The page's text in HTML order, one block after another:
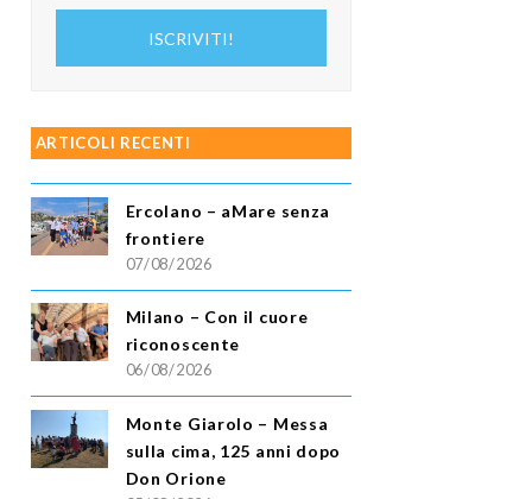
ISCRIVITI!
ARTICOLI RECENTI
Ercolano – aMare senza
frontiere
07/08/2026
Milano – Con il cuore
riconoscente
06/08/2026
Monte Giarolo – Messa
sulla cima, 125 anni dopo
Don Orione